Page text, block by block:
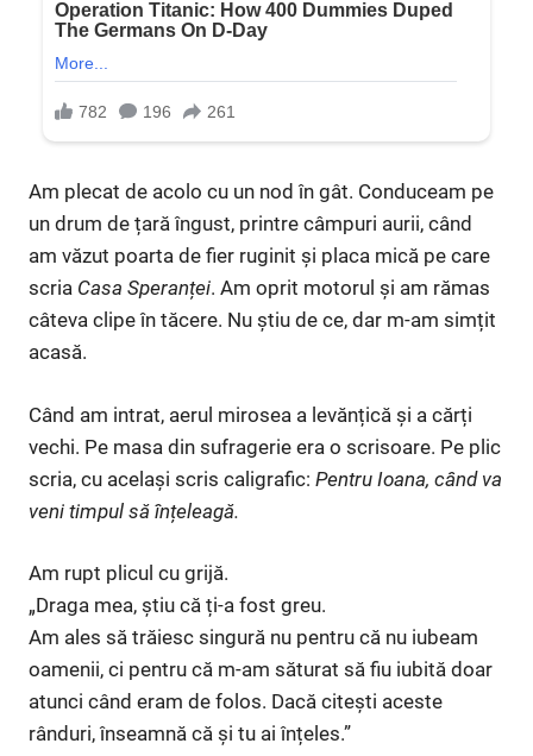
Am plecat de acolo cu un nod în gât. Conduceam pe
un drum de țară îngust, printre câmpuri aurii, când
am văzut poarta de fier ruginit și placa mică pe care
scria Casa Speranței. Am oprit motorul și am rămas
câteva clipe în tăcere. Nu știu de ce, dar m-am simțit
acasă.
Când am intrat, aerul mirosea a levănțică și a cărți
vechi. Pe masa din sufragerie era o scrisoare. Pe plic
scria, cu același scris caligrafic: Pentru Ioana, când va
veni timpul să înțeleagă.
Am rupt plicul cu grijă.
„Draga mea, știu că ți-a fost greu.
Am ales să trăiesc singură nu pentru că nu iubeam
oamenii, ci pentru că m-am săturat să fiu iubită doar
atunci când eram de folos. Dacă citești aceste
rânduri, înseamnă că și tu ai înțeles.”